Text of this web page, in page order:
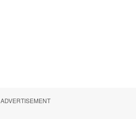
ADVERTISEMENT